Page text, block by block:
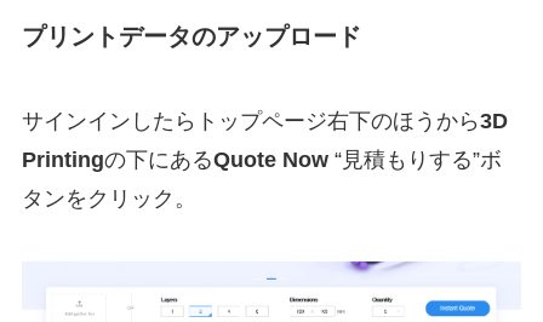
プリントデータのアップロード
サインインしたらトップページ右下のほうから3D
Printingの下にあるQuote Now“見積もりする”ボ
タンをクリック。